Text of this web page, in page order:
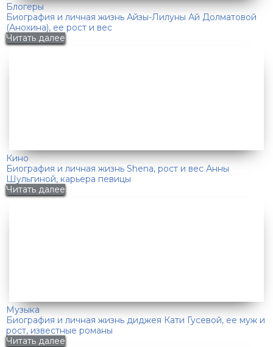
Блогеры
Биография и личная жизнь Айзы-Лилуны Ай Долматовой
(Анохина), ее рост и вес
Читать далее
Кино
Биография и личная жизнь Shena, рост и вес Анны
Шульгиной, карьера певицы
Читать далее
Музыка
Биография и личная жизнь диджея Кати Гусевой, ее муж и
рост, известные романы
Читать далее